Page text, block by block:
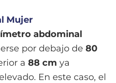
Mujer
abdominal
por debajo de 80
a 88 cm ya
En este caso, el